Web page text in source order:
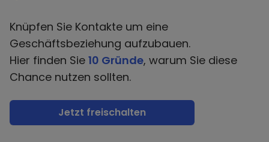
Knüpfen Sie Kontakte um eine
Geschäftsbeziehung aufzubauen.
Hier finden Sie 10 Gründe, warum Sie diese
Chance nutzen sollten.
Jetzt freischalten